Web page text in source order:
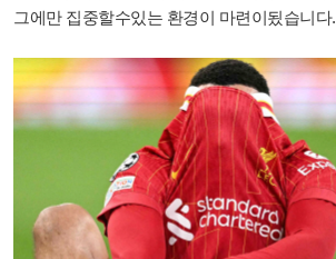
그에만 집중할수있는 환경이 마련이됬습니다.